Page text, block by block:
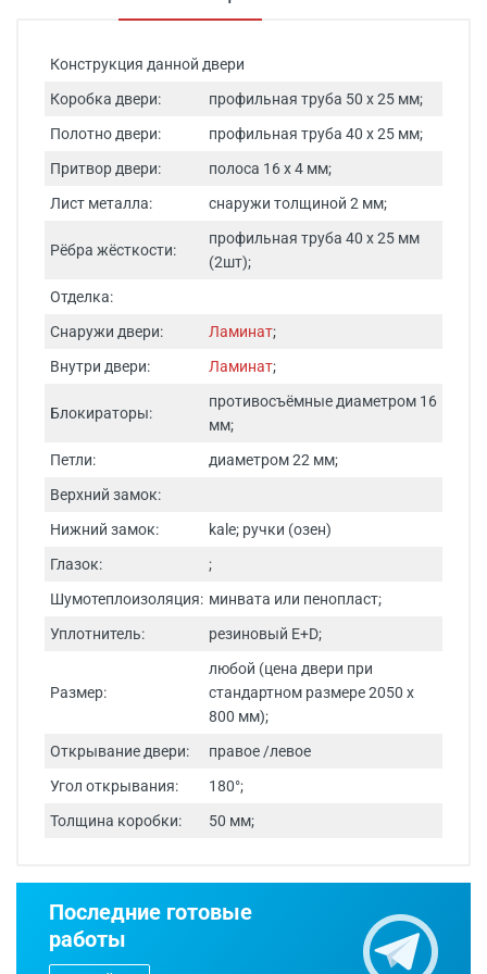
Конструкция данной двери
Коробка двери:
профильная труба 50 х 25 мм;
Полотно двери:
профильная труба 40 х 25 мм;
Притвор двери:
полоса 16 х 4 мм;
Лист металла:
снаружи толщиной 2 мм;
Рёбра жёсткости:
профильная труба 40 х 25 мм
(2шт);
Отделка:
Снаружи двери:
Ламинат;
Внутри двери:
Ламинат;
Блокираторы:
противосъёмные диаметром 16
мм;
Петли:
диаметром 22 мм;
Верхний замок:
Нижний замок:
kale; ручки (озен)
Глазок:
;
Шумотеплоизоляция: минвата или пенопласт;
Уплотнитель:
резиновый E+D;
Размер:
любой (цена двери при
стандартном размере 2050 х
800 мм);
Открывание двери:
правое /левое
Угол открывания:
180°;
Толщина коробки:
50 мм;
Последние готовые
работы